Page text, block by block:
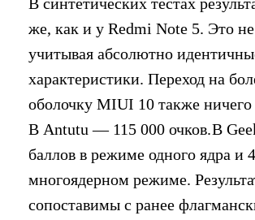
же, как и у Redmi Note 5. Это
учитывая абсолютно
характеристики. Переход на
оболочку MIUI 10 также
В Antutu — 115 000 очков.В
баллов в режиме одного ядра и
многоядерном режиме.
сопоставимы с ранее